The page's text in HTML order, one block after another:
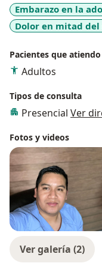
Embarazo en la
Dolor en mitad
Pacientes que atiendo
Adultos
Tipos de consulta
Presencial Ver
Fotos y videos
Ver galería (2)